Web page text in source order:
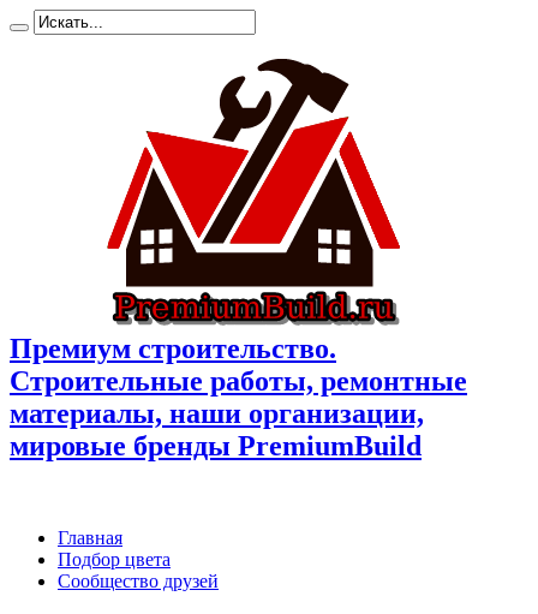
Премиум cтроительство.
Cтроительные работы, ремонтные
материалы, наши организации,
мировые бренды PremiumBuild
Главная
Подбор цвета
Сообщество друзей